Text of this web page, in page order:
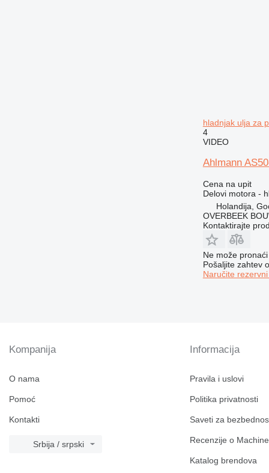
hladnjak ulja za
4
VIDEO
Ahlmann
Cena na upit
Delovi motora -
Holandija,
OVERBEEK
Kontaktirajte
Ne može
Pošaljite zahtev
Naručite
Kompanija
O nama
Pomoć
Kontakti
Srbija / srpski
Informacija
Pravila i uslovi
Politika privatnosti
Saveti za
Recenzije o
Katalog brendova